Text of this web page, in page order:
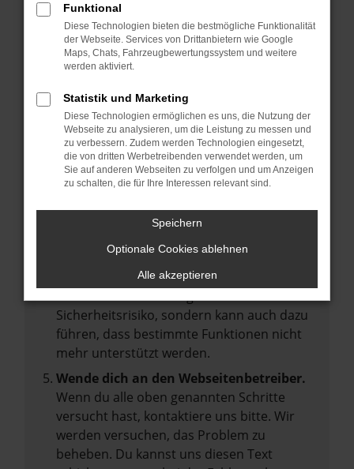
Laden andere Webseiten, zum Beispiel
deine Suchmaschine?
Prüfe deine Browsererweiterungen.
Manche Erweiterungen, wie Werbeblocker,
können das Laden bestimmter Seiten
verhindern. Funktioniert die Seite in einem
anderen Browser oder in einem privaten
Fenster?
Starte dein Gerät neu.
vorübergehende Probleme zu beheben.
Betriebssystem auf dem neuesten Stand
Veraltete Software birgt nicht nur ein
Sicherheitsrisiko, sondern kann auch dazu
führen, dass bestimmte Funktionen nicht
mehr unterstützt werden.
Wende dich an den Webseitenbetreiber.
Wenn du alle oben genannten Schritte
versucht hast, kontaktiere uns bitte. Wir
werden versuchen, das Problem zu
beheben. Du kannst uns diesen Text
Funktional
Diese Technologien bieten die bestmögliche Funktionalität
der Webseite. Services von Drittanbietern wie Google
Maps, Chats, Fahrzeugbewertungssystem und weitere
werden aktiviert.
Statistik und Marketing
Diese Technologien ermöglichen es uns, die Nutzung der
Webseite zu analysieren, um die Leistung zu messen und
zu verbessern. Zudem werden Technologien eingesetzt,
die von dritten Werbetreibenden verwendet werden, um
Sie auf anderen Webseiten zu verfolgen und um Anzeigen
zu schalten, die für Ihre Interessen relevant sind.
Speichern
Optionale Cookies ablehnen
Alle akzeptieren